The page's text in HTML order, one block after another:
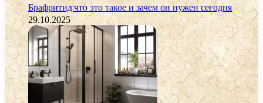
Брафритид:что это такое и зачем он нужен сегодня
29.10.2025